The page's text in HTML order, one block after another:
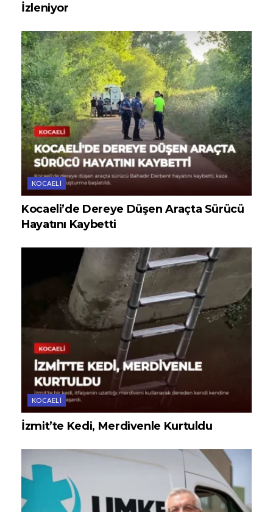
İzleniyor
KOCAELI
Kocaeli’de Dereye Düşen Araçta Sürücü
Hayatını Kaybetti
KOCAELI
İzmit’te Kedi, Merdivenle Kurtuldu